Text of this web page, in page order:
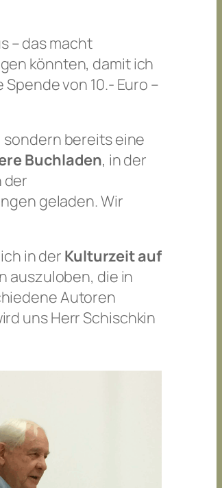
– das macht
könnten, damit ich
von 10.- Euro –
bereits eine
Buchladen, in der
der
geladen. Wir
in der Kulturzeit auf
auszuloben, die in
Autoren
uns Herr Schischkin